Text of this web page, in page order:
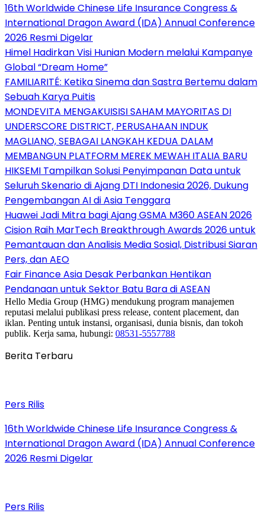
16th Worldwide Chinese Life Insurance Congress &
International Dragon Award (IDA) Annual Conference
2026 Resmi Digelar
Himel Hadirkan Visi Hunian Modern melalui Kampanye
Global “Dream Home”
FAMILIARITÉ: Ketika Sinema dan Sastra Bertemu dalam
Sebuah Karya Puitis
MONDEVITA MENGAKUISISI SAHAM MAYORITAS DI
UNDERSCORE DISTRICT, PERUSAHAAN INDUK
MAGLIANO, SEBAGAI LANGKAH KEDUA DALAM
MEMBANGUN PLATFORM MEREK MEWAH ITALIA BARU
HIKSEMI Tampilkan Solusi Penyimpanan Data untuk
Seluruh Skenario di Ajang DTI Indonesia 2026, Dukung
Pengembangan AI di Asia Tenggara
Huawei Jadi Mitra bagi Ajang GSMA M360 ASEAN 2026
Cision Raih MarTech Breakthrough Awards 2026 untuk
Pemantauan dan Analisis Media Sosial, Distribusi Siaran
Pers, dan AEO
Fair Finance Asia Desak Perbankan Hentikan
Pendanaan untuk Sektor Batu Bara di ASEAN
Hello Media Group (HMG) mendukung program manajemen
reputasi melalui publikasi press release, content placement, dan
iklan. Penting untuk instansi, organisasi, dunia bisnis, dan tokoh
publik. Kerja sama, hubungi: 08531-5557788
Berita Terbaru
Pers Rilis
16th Worldwide Chinese Life Insurance Congress &
International Dragon Award (IDA) Annual Conference
2026 Resmi Digelar
Pers Rilis